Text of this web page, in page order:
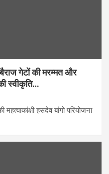
गेटों की मरम्मत और
स्वीकृति…
हसदेव बांगो परियोजना